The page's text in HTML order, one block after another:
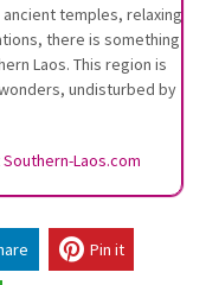
temples, relaxing
there is something
Laos. This region is
undisturbed by
Southern-Laos.com
Pin it